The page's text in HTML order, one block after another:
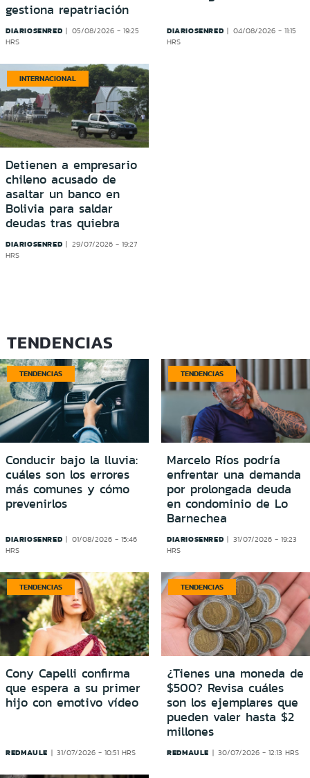
gestiona repatriación
DIARIOSENRED
05/08/2026 - 19:25
HRS
DIARIOSENRED
04/08/2026 - 11:15
HRS
INTERNACIONAL
Detienen a empresario
chileno acusado de
asaltar un banco en
Bolivia para saldar
deudas tras quiebra
DIARIOSENRED
29/07/2026 - 19:27
HRS
TENDENCIAS
TENDENCIAS
Conducir bajo la lluvia:
cuáles son los errores
más comunes y cómo
prevenirlos
DIARIOSENRED
01/08/2026 - 15:46
HRS
TENDENCIAS
Marcelo Ríos podría
enfrentar una demanda
por prolongada deuda
en condominio de Lo
Barnechea
DIARIOSENRED
31/07/2026 - 19:23
HRS
TENDENCIAS
Cony Capelli confirma
que espera a su primer
hijo con emotivo vídeo
REDMAULE 31/07/2026 - 10:51 HRS
TENDENCIAS
¿Tienes una moneda de
$500? Revisa cuáles
son los ejemplares que
pueden valer hasta $2
millones
REDMAULE 30/07/2026 - 12:13 HRS